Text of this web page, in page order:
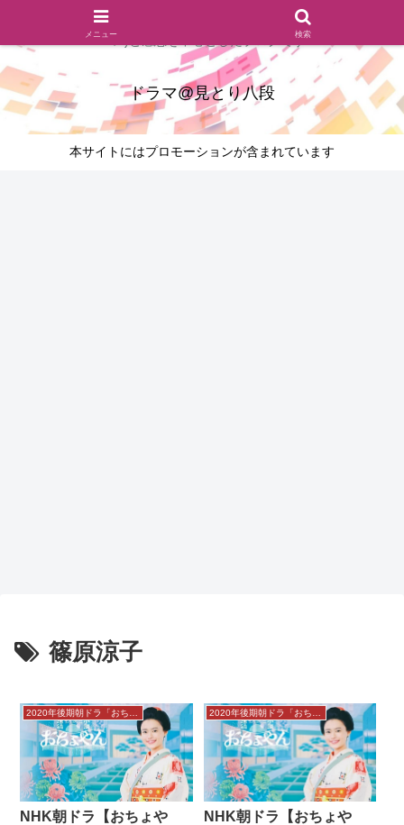
ドラマのシーンとセリフを切り取ったあらすじレビュー(復習ネタ
バレ)と感想を中心としたブログです
ドラマ@見とり八段
本サイトにはプロモーションが含まれています
篠原涼子
2020年後期朝ドラ「おちょやん」感想
NHK朝ドラ【おちょや
2020年後期朝ドラ「おちょやん」感想
NHK朝ドラ【おちょや
メニュー 検索